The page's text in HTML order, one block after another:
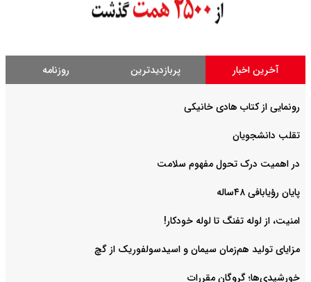
آخرین اخبار پربازدیدترین روزنامه
رونمایی از کتاب هادی خانیکی
‌تقلب دانشجویان
در اهمیت درک تحول مفهوم سلامت
پایان رؤیابافی ۴۸ساله
امنیت، از لوله تفنگ تا ‌لوله خودکار!
مزایای تولید هم‌زمان سیمان و اسیدسولفوریک از گچ
خورشیدی‌ها؛ گروگان مقررات